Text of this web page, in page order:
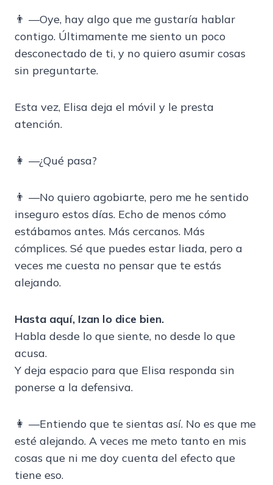
👨 —Oye, hay algo que me gustaría hablar
contigo. Últimamente me siento un poco
desconectado de ti, y no quiero asumir cosas
sin preguntarte.
Esta vez, Elisa deja el móvil y le presta
atención.
👩 —¿Qué pasa?
👨 —No quiero agobiarte, pero me he sentido
inseguro estos días. Echo de menos cómo
estábamos antes. Más cercanos. Más
cómplices. Sé que puedes estar liada, pero a
veces me cuesta no pensar que te estás
alejando.
Hasta aquí, Izan lo dice bien.
Habla desde lo que siente, no desde lo que
acusa.
Y deja espacio para que Elisa responda sin
ponerse a la defensiva.
👩 —Entiendo que te sientas así. No es que me
esté alejando. A veces me meto tanto en mis
cosas que ni me doy cuenta del efecto que
tiene eso.